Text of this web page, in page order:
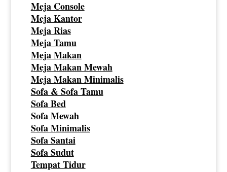
Meja Console
Meja Kantor
Meja Rias
Meja Tamu
Meja Makan
Meja Makan Mewah
Meja Makan Minimalis
Sofa & Sofa Tamu
Sofa Bed
Sofa Mewah
Sofa Minimalis
Sofa Santai
Sofa Sudut
Tempat Tidur